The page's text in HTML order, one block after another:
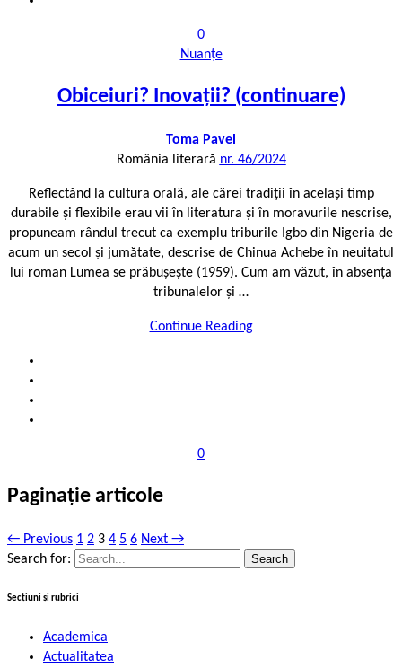
0
Nuanțe
Obiceiuri? Inovații? (continuare)
Toma Pavel
România literară nr. 46/2024
Reflectând la cultura orală, ale cărei tradiții în același timp
durabile și flexibile erau vii în literatura și în moravurile nescrise,
propuneam rândul trecut ca exemplu triburile Igbo din Nigeria de
acum un secol și jumătate, descrise de Chinua Achebe în neuitatul
lui roman Lumea se prăbușește (1959). Cum am văzut, în absența
tribunalelor și …
Continue Reading
0
Paginație articole
← Previous 1 2 3 4 5 6 Next →
Search for:
Secțiuni și rubrici
Academica
Actualitatea